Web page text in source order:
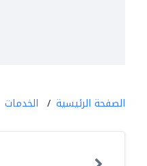
الصفحة الرئيسية الخدمات